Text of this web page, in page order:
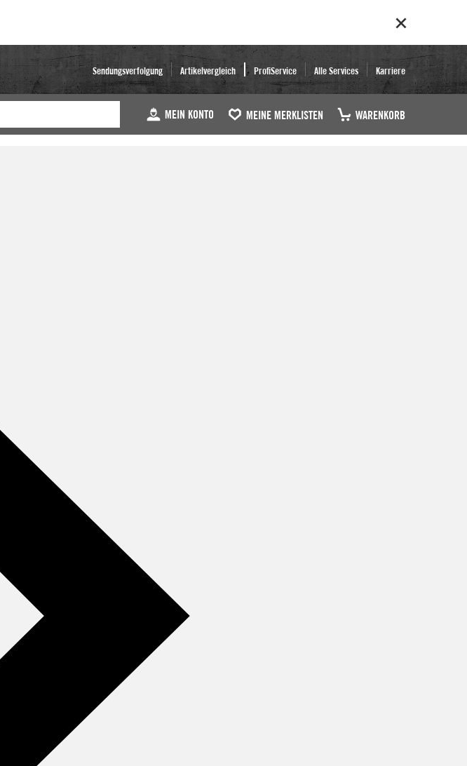
Sendungsverfolgung Artikelvergleich ProfiService Alle Services Karriere
MEIN KONTO MEINE MERKLISTEN WARENKORB